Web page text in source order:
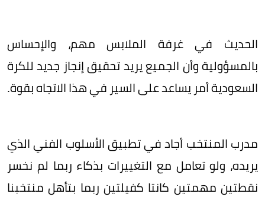
الحديث في غرفة الملابس مهم، والإحساس
بالمسؤولية وأن الجميع يريد تحقيق إنجاز جديد للكرة
السعودية أمر يساعد على السير في هذا الاتجاه بقوة.
مدرب المنتخب أجاد في تطبيق الأسلوب الفني الذي
يريده، ولو تعامل مع التغييرات بذكاء ربما لم نخسر
نقطتين مهمتين كانتا كفيلتين ربما بتأهل منتخبنا